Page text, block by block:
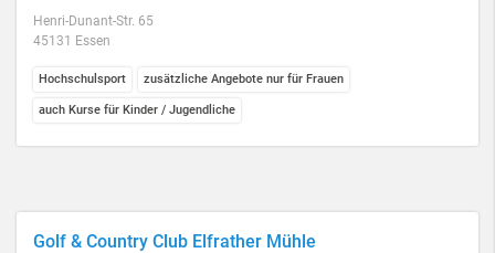
Henri-Dunant-Str. 65
45131 Essen
Hochschulsport zusätzliche Angebote nur für Frauen
auch Kurse für Kinder / Jugendliche
Golf & Country Club Elfrather Mühle